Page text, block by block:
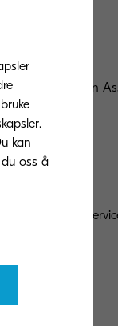
and Evaluation
Kyocera Fleet
kan
oss å